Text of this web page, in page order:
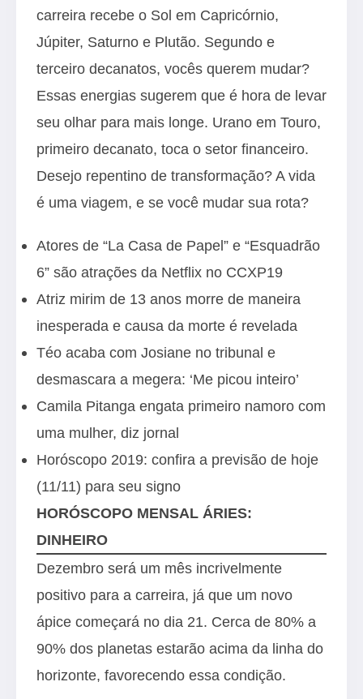
carreira recebe o Sol em Capricórnio,
Júpiter, Saturno e Plutão. Segundo e
terceiro decanatos, vocês querem mudar?
Essas energias sugerem que é hora de levar
seu olhar para mais longe. Urano em Touro,
primeiro decanato, toca o setor financeiro.
Desejo repentino de transformação? A vida
é uma viagem, e se você mudar sua rota?
Atores de “La Casa de Papel” e “Esquadrão
6” são atrações da Netflix no CCXP19
Atriz mirim de 13 anos morre de maneira
inesperada e causa da morte é revelada
Téo acaba com Josiane no tribunal e
desmascara a megera: ‘Me picou inteiro’
Camila Pitanga engata primeiro namoro com
uma mulher, diz jornal
Horóscopo 2019: confira a previsão de hoje
(11/11) para seu signo
HORÓSCOPO MENSAL ÁRIES:
DINHEIRO
Dezembro será um mês incrivelmente
positivo para a carreira, já que um novo
ápice começará no dia 21. Cerca de 80% a
90% dos planetas estarão acima da linha do
horizonte, favorecendo essa condição.